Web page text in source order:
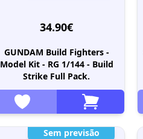
34.90€
GUNDAM Build Fighters -
Model Kit - RG 1/144 - Build
Strike Full Pack.
Sem previsão